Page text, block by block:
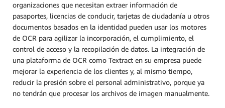
organizaciones que necesitan extraer información de
pasaportes, licencias de conducir, tarjetas de ciudadanía u otros
documentos basados en la identidad pueden usar los motores
de OCR para agilizar la incorporación, el cumplimiento, el
control de acceso y la recopilación de datos. La integración de
una plataforma de OCR como Textract en su empresa puede
mejorar la experiencia de los clientes y, al mismo tiempo,
reducir la presión sobre el personal administrativo, porque ya
no tendrán que procesar los archivos de imagen manualmente.